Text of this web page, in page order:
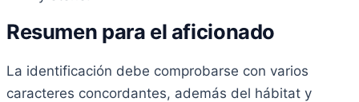
Resumen para el aficionado
La identificación debe comprobarse con varios
caracteres concordantes, además del hábitat y